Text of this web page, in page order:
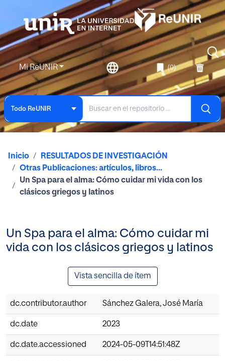
Mi ReUNIR (0)
Todo ReUNIR
Inicio
RESULTADOS DE INVESTIGACIÓN
Otras Publicaciones: artículos, libros...
Un Spa para el alma: Cómo cuidar mi vida con los
clásicos griegos y latinos
Un Spa para el alma: Cómo cuidar mi
vida con los clásicos griegos y latinos
Vista sencilla de ítem
dc.contributor.author Sánchez Galera, José María
dc.date 2023
dc.date.accessioned 2024-05-09T14:51:48Z